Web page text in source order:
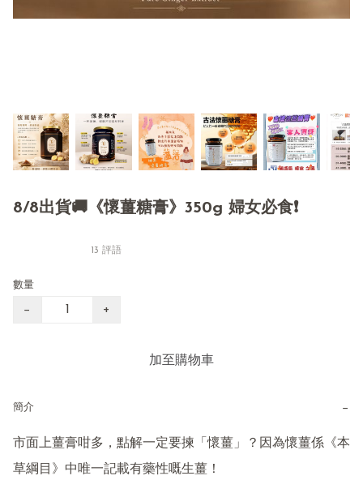
8/8出貨🚚《懷薑糖膏》350g 婦女必食❗️
13 評語
數量
− +
加至購物車
簡介 −
市面上薑膏咁多，點解一定要揀「懷薑」？因為懷薑係《本
草綱目》中唯一記載有藥性嘅生薑！